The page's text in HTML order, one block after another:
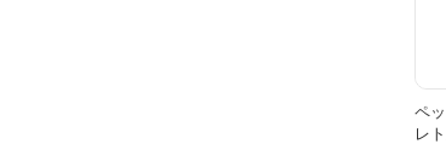
ペ
レ